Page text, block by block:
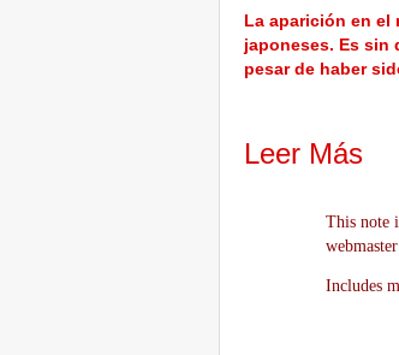
La aparición en el
japoneses. Es sin
pesar de haber
Leer Más
This note
Includes